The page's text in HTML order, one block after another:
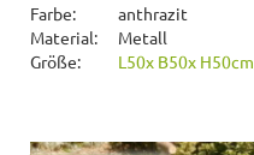
Farbe:
anthrazit
Material:
Metall
Größe:
L50x B50x H50cm